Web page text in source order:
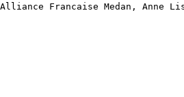
Francaise Medan, Anne